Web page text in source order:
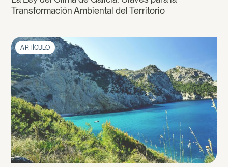
Transformación Ambiental del Territorio
ARTÍCULO